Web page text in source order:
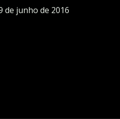
de junho de 2016